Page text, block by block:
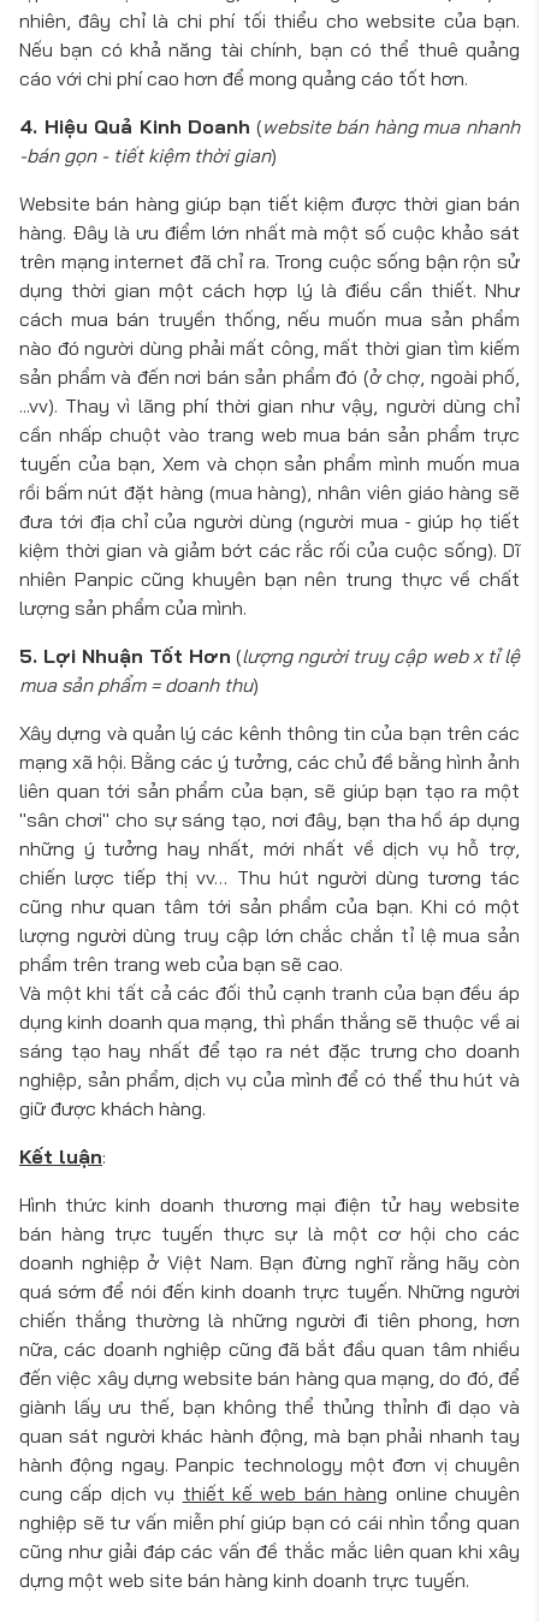
nhiên, đây chỉ là chi phí tối thiểu cho website của bạn.
Nếu bạn có khả năng tài chính, bạn có thể thuê quảng
cáo với chi phí cao hơn để mong quảng cáo tốt hơn.
4. Hiệu Quả Kinh Doanh (website bán hàng mua nhanh
-bán gọn - tiết kiệm thời gian)
Website bán hàng giúp bạn tiết kiệm được thời gian bán
hàng. Đây là ưu điểm lớn nhất mà một số cuộc khảo sát
trên mạng internet đã chỉ ra. Trong cuộc sống bận rộn sử
dụng thời gian một cách hợp lý là điều cần thiết. Như
cách mua bán truyền thống, nếu muốn mua sản phẩm
nào đó người dùng phải mất công, mất thời gian tìm kiếm
sản phẩm và đến nơi bán sản phẩm đó (ở chợ, ngoài phố,
...vv). Thay vì lãng phí thời gian như vậy, người dùng chỉ
cần nhấp chuột vào trang web mua bán sản phẩm trực
tuyến của bạn, Xem và chọn sản phẩm mình muốn mua
rồi bấm nút đặt hàng (mua hàng), nhân viên giáo hàng sẽ
đưa tới địa chỉ của người dùng (người mua - giúp họ tiết
kiệm thời gian và giảm bớt các rắc rối của cuộc sống). Dĩ
nhiên Panpic cũng khuyên bạn nên trung thực về chất
lượng sản phẩm của mình.
5. Lợi Nhuận Tốt Hơn (lượng người truy cập web x tỉ lệ
mua sản phẩm = doanh thu)
Xây dựng và quản lý các kênh thông tin của bạn trên các
mạng xã hội. Bằng các ý tưởng, các chủ đề bằng hình ảnh
liên quan tới sản phẩm của bạn, sẽ giúp bạn tạo ra một
"sân chơi" cho sự sáng tạo, nơi đây, bạn tha hồ áp dụng
những ý tưởng hay nhất, mới nhất về dịch vụ hỗ trợ,
chiến lược tiếp thị vv… Thu hút người dùng tương tác
cũng như quan tâm tới sản phẩm của bạn. Khi có một
lượng người dùng truy cập lớn chắc chắn tỉ lệ mua sản
phẩm trên trang web của bạn sẽ cao.
Và một khi tất cả các đối thủ cạnh tranh của bạn đều áp
dụng kinh doanh qua mạng, thì phần thắng sẽ thuộc về ai
sáng tạo hay nhất để tạo ra nét đặc trưng cho doanh
nghiệp, sản phẩm, dịch vụ của mình để có thể thu hút và
giữ được khách hàng.
Kết luận:
Hình thức kinh doanh thương mại điện tử hay website
bán hàng trực tuyến thực sự là một cơ hội cho các
doanh nghiệp ở Việt Nam. Bạn đừng nghĩ rằng hãy còn
quá sớm để nói đến kinh doanh trực tuyến. Những người
chiến thắng thường là những người đi tiên phong, hơn
nữa, các doanh nghiệp cũng đã bắt đầu quan tâm nhiều
đến việc xây dựng website bán hàng qua mạng, do đó, để
giành lấy ưu thế, bạn không thể thủng thỉnh đi dạo và
quan sát người khác hành động, mà bạn phải nhanh tay
hành động ngay. Panpic technology một đơn vị chuyên
cung cấp dịch vụ thiết kế web bán hàng online chuyên
nghiệp sẽ tư vấn miễn phí giúp bạn có cái nhìn tổng quan
cũng như giải đáp các vấn đề thắc mắc liên quan khi xây
dựng một web site bán hàng kinh doanh trực tuyến.